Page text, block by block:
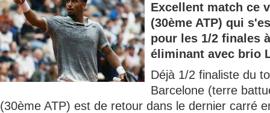
Excellent match ce
(30ème ATP) qui
pour les 1/2 finales
éliminant avec brio
Déjà 1/2 finaliste du
Barcelone (terre
(30ème ATP) est de retour dans le dernier carré